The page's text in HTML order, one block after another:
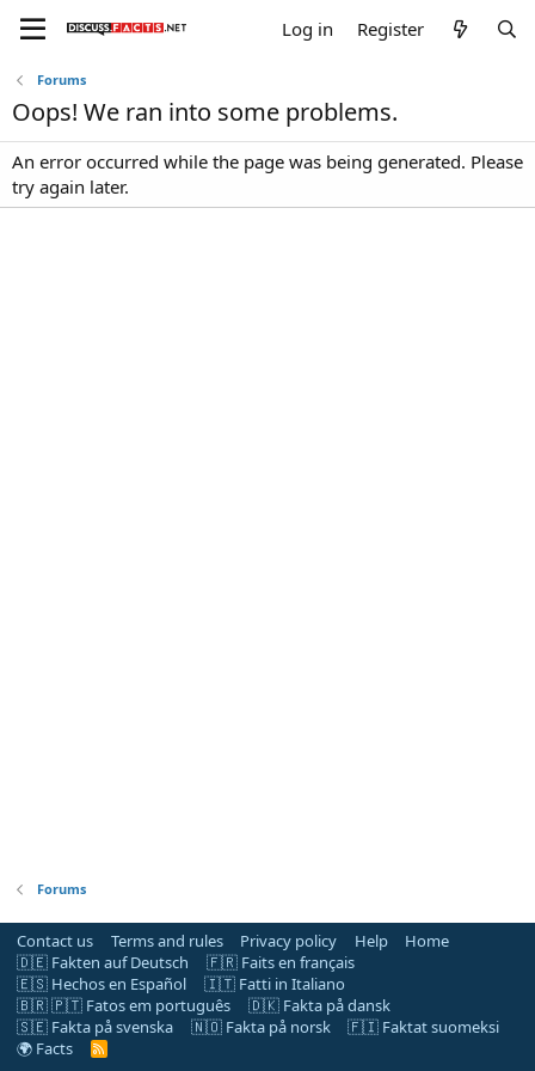
Log in Register
Forums
Oops! We ran into some problems.
An error occurred while the page was being generated. Please
try again later.
Forums
Contact us Terms and rules Privacy policy Help
Home
🇩🇪 Fakten auf Deutsch
🇫🇷 Faits en français
🇪🇸 Hechos en Español
🇮🇹 Fatti in Italiano
🇧🇷 🇵🇹 Fatos em português
🇩🇰 Fakta på dansk
🇸🇪 Fakta på svenska
🇳🇴 Fakta på norsk
🇫🇮 Faktat suomeksi
🌍 Facts
R